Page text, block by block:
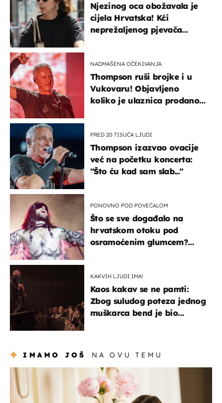
Njezinog oca obožavala je
cijela Hrvatska! Kći
neprežaljenog pjevača
NADMAŠENA OČEKIVANJA
Thompson ruši brojke i u
Vukovaru! Objavljeno
koliko je ulaznica prodano
PRED 20 TISUĆA LJUDI
Thompson izazvao ovacije
već na početku koncerta:
"Što ću kad sam slab..."
PONOVNO POD POVEĆALOM
Što se sve događalo na
hrvatskom otoku pod
osramoćenim glumcem?
KAKVIH LJUDI IMA!
Kaos kakav se ne pamti:
Zbog suludog poteza jednog
muškarca bend je bio
IMAMO JOŠ NA OVU TEMU
moda & ljepota